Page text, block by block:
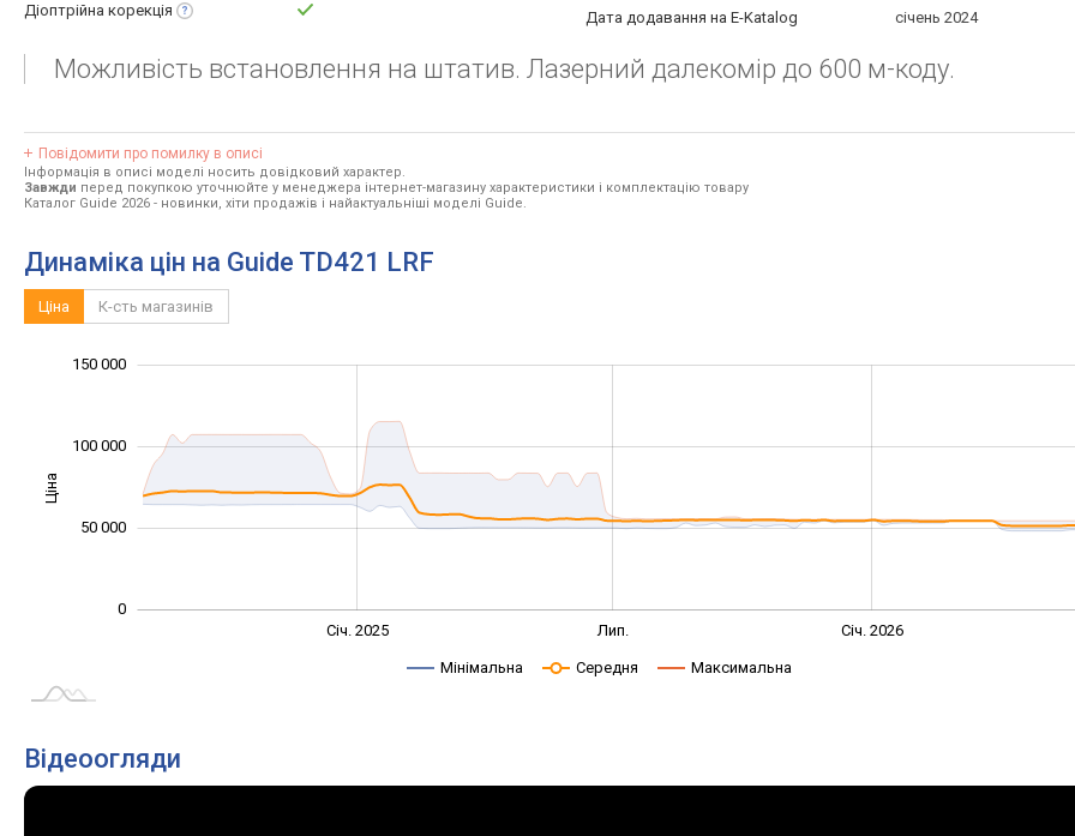
Діоптрійна корекція
Дата додавання на E-Katalog
січень 2024
Можливість встановлення на штатив. Лазерний далекомір до 600 м-коду.
Повідомити про помилку в описі
Інформація в описі моделі носить довідковий характер.
Завжди перед покупкою уточнюйте у менеджера інтернет-магазину характеристики і комплектацію товару
Каталог Guide 2026 - новинки, хіти продажів і найактуальніші моделі Guide.
Динаміка цін на Guide TD421 LRF
Ціна К-сть магазинів
Ціна
0
150 000
100 000
50 000
Січ. 2025 Лип. Січ. 2026
Мінімальна Середня Максимальна
Відеоогляди